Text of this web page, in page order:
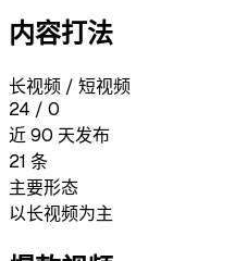
内容打法
长视频 / 短视频
24 / 0
近 90 天发布
21 条
主要形态
以长视频为主